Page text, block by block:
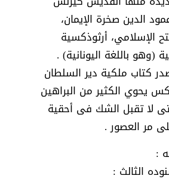
الدين صخرة الإيمان،
الإسلامي، أرثوذكسية
(وهو باللغة اليونانية) .
1961 أصدر كتاب ملكية دير السلطان
يحوي الكثير من البراهين
لا تقبل الشك فى أحقية
مر العصور .
الثالث :